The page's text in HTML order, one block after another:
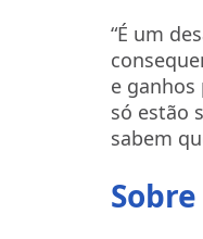
“É um
e
só estão
sabem